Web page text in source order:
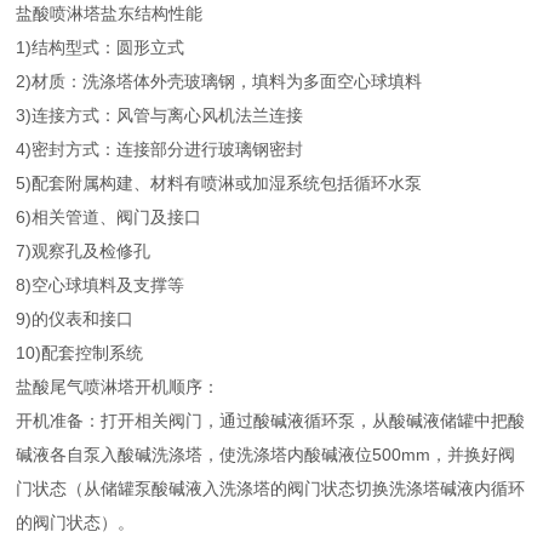
盐酸喷淋塔盐东结构性能
1)结构型式：圆形立式
2)材质：洗涤塔体外壳玻璃钢，填料为多面空心球填料
3)连接方式：风管与离心风机法兰连接
4)密封方式：连接部分进行玻璃钢密封
5)配套附属构建、材料有喷淋或加湿系统包括循环水泵
6)相关管道、阀门及接口
7)观察孔及检修孔
8)空心球填料及支撑等
9)的仪表和接口
10)配套控制系统
盐酸尾气喷淋塔开机顺序：
开机准备：打开相关阀门，通过酸碱液循环泵，从酸碱液储罐中把酸
碱液各自泵入酸碱洗涤塔，使洗涤塔内酸碱液位500mm，并换好阀
门状态（从储罐泵酸碱液入洗涤塔的阀门状态切换洗涤塔碱液内循环
的阀门状态）。